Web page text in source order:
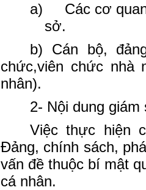
a)
Các cơ
sở.
b) Cán bộ,
chức,viên chức nhà
nhân).
2- Nội dung giám
Việc thực hiện
Đảng, chính sách,
vấn đề thuộc bí mật
cá nhân.